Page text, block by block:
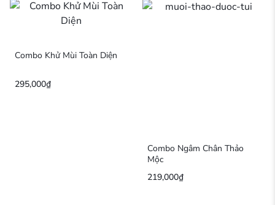
Combo Khử Mùi Toàn Diện
295,000₫
Combo Ngâm Chân Thảo
Mộc
219,000₫